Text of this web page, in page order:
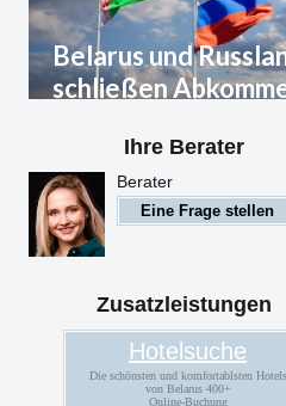
Belarus und
schließen
Anerkennung von
Belarus und Russland
schließen Abkommen
gegenseitige
Ihre Berater
Berater
Eine Frage stellen
Zusatzleistungen
Hotelsuche
Die schönsten und komfortablsten Hotels
von Belarus 400+
Online-Buchung